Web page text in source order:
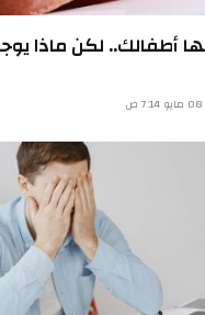
أطفالك.. لكن ماذا